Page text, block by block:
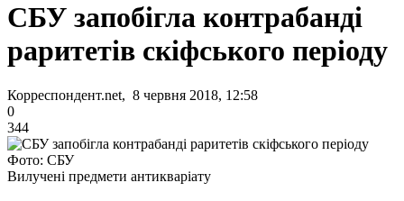
СБУ запобігла контрабанді
раритетів скіфського періоду
Корреспондент.net, 8 червня 2018, 12:58
0
344
Фото: СБУ
Вилучені предмети антикваріату